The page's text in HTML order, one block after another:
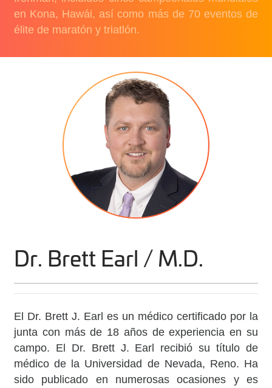
en Kona, Hawái, así como más de 70 eventos de
élite de maratón y triatlón.
Dr. Brett Earl / M.D.
El Dr. Brett J. Earl es un médico certificado por la
junta con más de 18 años de experiencia en su
campo. El Dr. Brett J. Earl recibió su título de
médico de la Universidad de Nevada, Reno. Ha
sido publicado en numerosas ocasiones y es